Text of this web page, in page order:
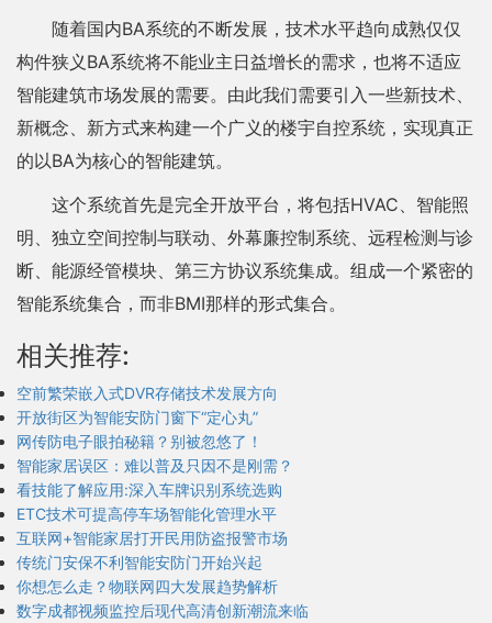
随着国内BA系统的不断发展，技术水平趋向成熟仅仅
构件狭义BA系统将不能业主日益增长的需求，也将不适应
智能建筑市场发展的需要。由此我们需要引入一些新技术、
新概念、新方式来构建一个广义的楼宇自控系统，实现真正
的以BA为核心的智能建筑。
这个系统首先是完全开放平台，将包括HVAC、智能照
明、独立空间控制与联动、外幕廉控制系统、远程检测与诊
断、能源经管模块、第三方协议系统集成。组成一个紧密的
智能系统集合，而非BMI那样的形式集合。
相关推荐:
空前繁荣嵌入式DVR存储技术发展方向
开放街区为智能安防门窗下“定心丸”
网传防电子眼拍秘籍？别被忽悠了！
智能家居误区：难以普及只因不是刚需？
看技能了解应用:深入车牌识别系统选购
ETC技术可提高停车场智能化管理水平
互联网+智能家居打开民用防盗报警市场
传统门安保不利智能安防门开始兴起
你想怎么走？物联网四大发展趋势解析
数字成都视频监控后现代高清创新潮流来临